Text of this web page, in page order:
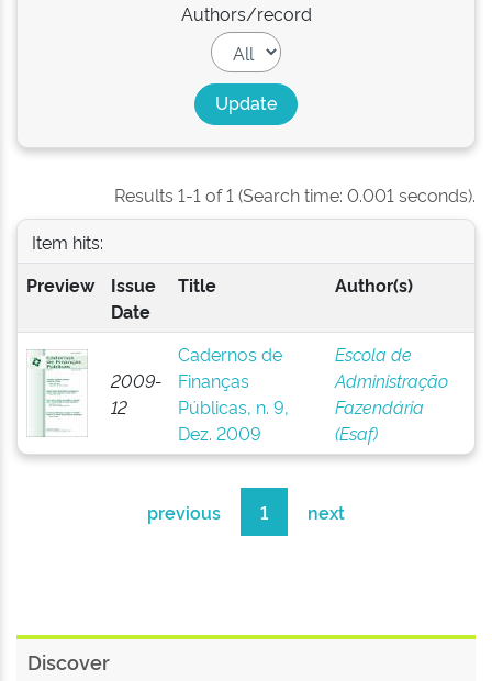
Authors/record
Results 1-1 of 1 (Search time: 0.001 seconds).
Item hits:
Preview
Issue
Date
Title Author(s)
2009-
12
Cadernos de
Finanças
Públicas, n. 9,
Dez. 2009
Escola de
Administração
Fazendária
(Esaf)
previous 1 next
Discover